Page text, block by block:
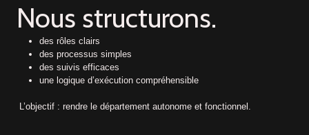
Nous structurons.
des rôles clairs
des processus simples
des suivis efficaces
une logique d’exécution compréhensible
L’objectif : rendre le département autonome et fonctionnel.